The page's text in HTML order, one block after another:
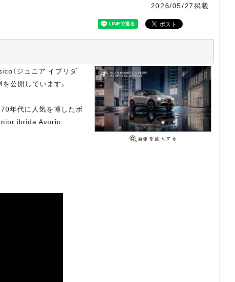
2026/05/27掲載
（ジュニア イブリダ
公開しています。
年代に人気を博したボ
ibrida Avorio